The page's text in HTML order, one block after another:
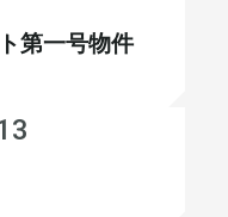
産を売りたい方
第一号物件